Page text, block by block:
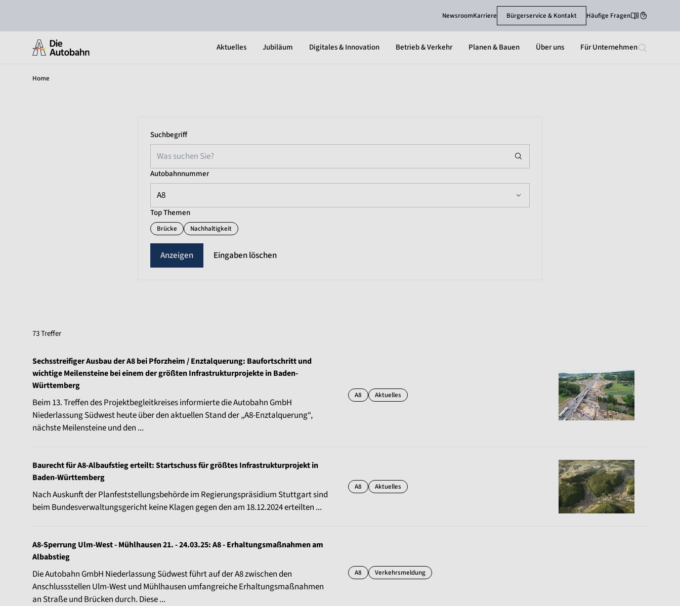
NewsroomKarriere Bürgerservice & Kontakt Häufige FragenLeichte Sprache
Aktuelles Jubiläum Digitales & Innovation Betrieb & Verkehr Planen & Bauen Über uns Für Unternehmen
Home
Suchbegriff
Autobahnnummer
A8
Top Themen
Brücke Nachhaltigkeit
Eingaben löschen
73 Treffer
Sechsstreifiger Ausbau der A8 bei Pforzheim / Enztalquerung: Baufortschritt und
wichtige Meilensteine bei einem der größten Infrastrukturprojekte in Baden-
Württemberg
Beim 13. Treffen des Projektbegleitkreises informierte die Autobahn GmbH
Niederlassung Südwest heute über den aktuellen Stand der „A8-Enztalquerung“,
nächste Meilensteine und den ...
A8 Aktuelles
Baurecht für A8-Albaufstieg erteilt: Startschuss für größtes Infrastrukturprojekt in
Baden-Württemberg
Nach Auskunft der Planfeststellungsbehörde im Regierungspräsidium Stuttgart sind
beim Bundesverwaltungsgericht keine Klagen gegen den am 18.12.2024 erteilten ...
A8 Aktuelles
A8-Sperrung Ulm-West - Mühlhausen 21. - 24.03.25: A8 - Erhaltungsmaßnahmen am
Albabstieg
Die Autobahn GmbH Niederlassung Südwest führt auf der A8 zwischen den
Anschlussstellen Ulm-West und Mühlhausen umfangreiche Erhaltungsmaßnahmen
an Straße und Brücken durch. Diese ...
A8 Verkehrsmeldung